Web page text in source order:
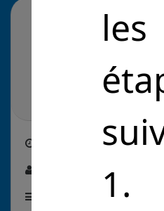
24/11/2021
Charles Lucas
Étape de la solution :
les
1.